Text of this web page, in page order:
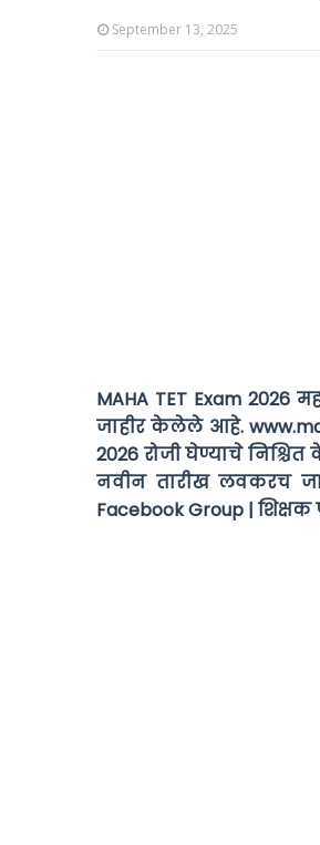
September 13, 2025
MAHA TET Exam 2026
जाहीर केलेले आहे.
2026 रोजी घेण्याचे
नवीन तारीख लवकरच
Facebook Group | शिक्षक